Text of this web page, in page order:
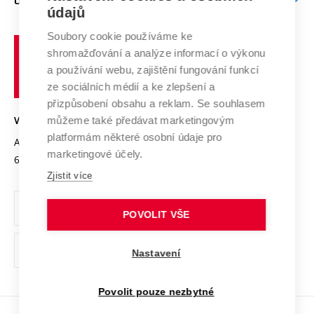
E-přihláška
Systém zajišťování kvality výzkumu
Výzkumné infrastruktury
Transfer znalostí
Open Science
Projekty
Projekty ze strukturálních fondů
Specifický výzkum
Zahraniční spolupráce
Spolupráce se školami
Služby univerzity
Mezinárodní dohody
Univerzitní sítě
Profil univerzity
Udržitelná univerzita
Podnikavá univerzita / ContriBUTe
Bezpečná univerzita
Vyznamenání
Organizační struktura
Ochrana osobních údajů
odkaz)
učení
technické
VYSOKÉ UČENÍ TECHNICKÉ V BRNĚ
Antonínská 548/1
602 00 Brno
www.vut.cz
vut@vutbr.cz
údajů
Soubory cookie používáme ke
shromažďování a analýze informací o výkonu
a používání webu, zajištění fungování funkcí
ze sociálních médií a ke zlepšení a
přizpůsobení obsahu a reklam. Se souhlasem
můžeme také předávat marketingovým
platformám některé osobní údaje pro
marketingové účely.
Zjistit více
POVOLIT VŠE
Nastavení
Povolit pouze nezbytné